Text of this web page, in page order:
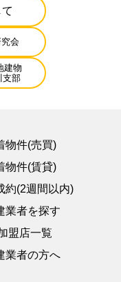
究会
建物
支部
物件(売買)
物件(賃貸)
約(2週間以内)
業者を探す
盟店一覧
業者の方へ